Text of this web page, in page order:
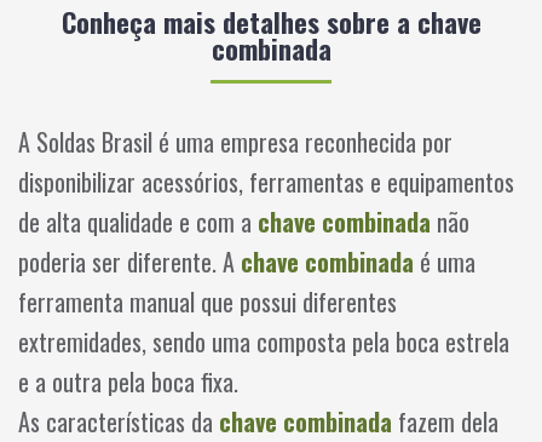
Conheça mais detalhes sobre a chave
combinada
A Soldas Brasil é uma empresa reconhecida por
disponibilizar acessórios, ferramentas e equipamentos
de alta qualidade e com a chave combinada não
poderia ser diferente. A chave combinada é uma
ferramenta manual que possui diferentes
extremidades, sendo uma composta pela boca estrela
e a outra pela boca fixa.
As características da chave combinada fazem dela